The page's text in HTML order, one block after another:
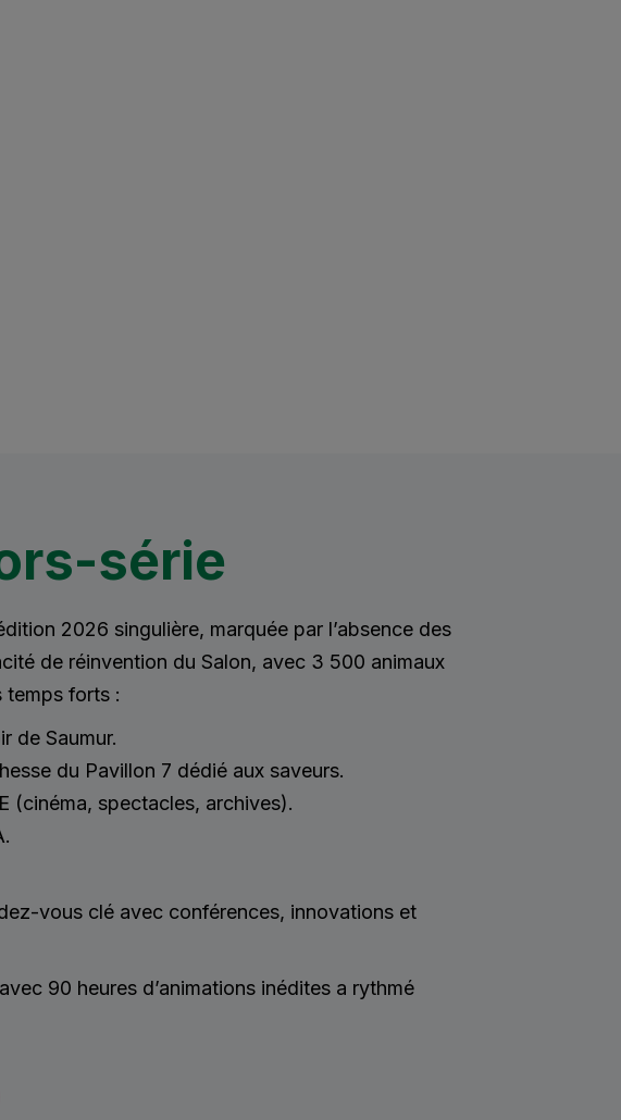
série
2026 singulière, marquée par l’absence des
de réinvention du Salon, avec 3 500 animaux
temps forts :
de Saumur.
du Pavillon 7 dédié aux saveurs.
(cinéma, spectacles, archives).
vous clé avec conférences, innovations et
90 heures d’animations inédites a rythmé